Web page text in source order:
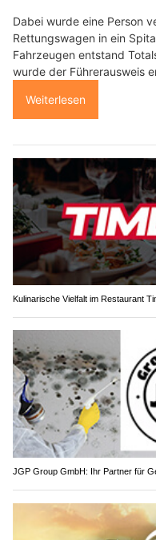
Dabei wurde eine Person
Rettungswagen in ein
Fahrzeugen entstand
wurde der Führerausweis
Weiterlesen
Kulinarische Vielfalt im Restaurant
JGP Group GmbH: Ihr Partner für